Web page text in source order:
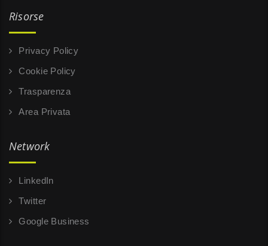
Risorse
Privacy Policy
Cookie Policy
Trasparenza
Area Privata
Network
LinkedIn
Twitter
Google Business